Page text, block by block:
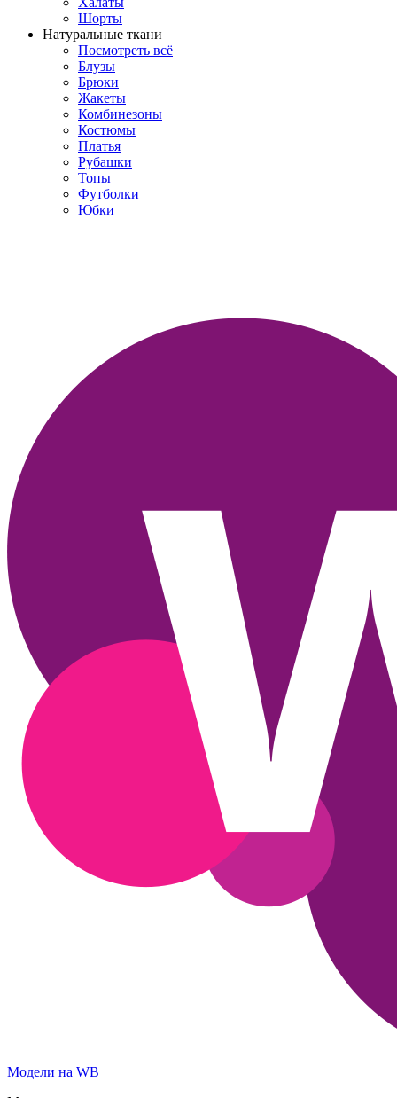
Шорты
Натуральные ткани
Посмотреть всё
Блузы
Брюки
Жакеты
Комбинезоны
Костюмы
Платья
Рубашки
Топы
Футболки
Юбки
Модели на WB